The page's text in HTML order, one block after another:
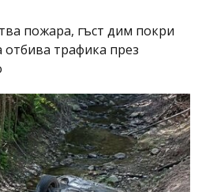
пожара, гъст дим покри
отбива трафика през